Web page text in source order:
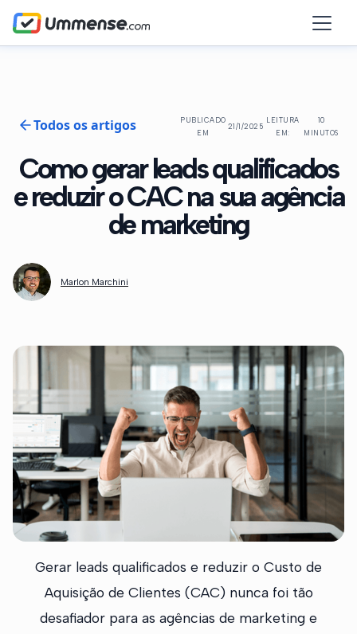
Todos os artigos
PUBLICADO
EM
21/1/2025
LEITURA
EM:
10
MINUTOS
Como gerar leads qualificados
e reduzir o CAC na sua agência
de marketing
Marlon Marchini
Gerar leads qualificados e reduzir o Custo de
Aquisição de Clientes (CAC) nunca foi tão
desafiador para as agências de marketing e